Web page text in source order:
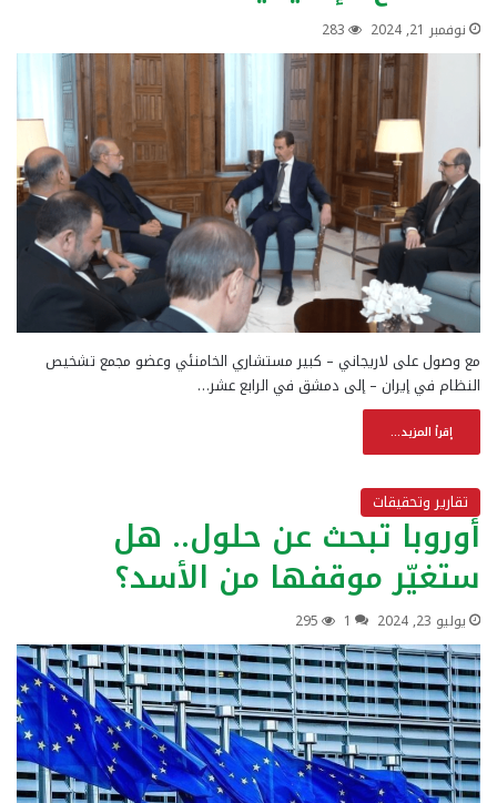
نوفمبر 21, 2024 283
مع وصول على لاريجاني – كبير مستشاري الخامنئي وعضو مجمع تشخيص
النظام في إيران – إلى دمشق في الرابع عشر…
إقرأ المزيد...
تقارير وتحقيقات
أوروبا تبحث عن حلول.. هل
ستغيّر موقفها من الأسد؟
يوليو 23, 2024 1
295